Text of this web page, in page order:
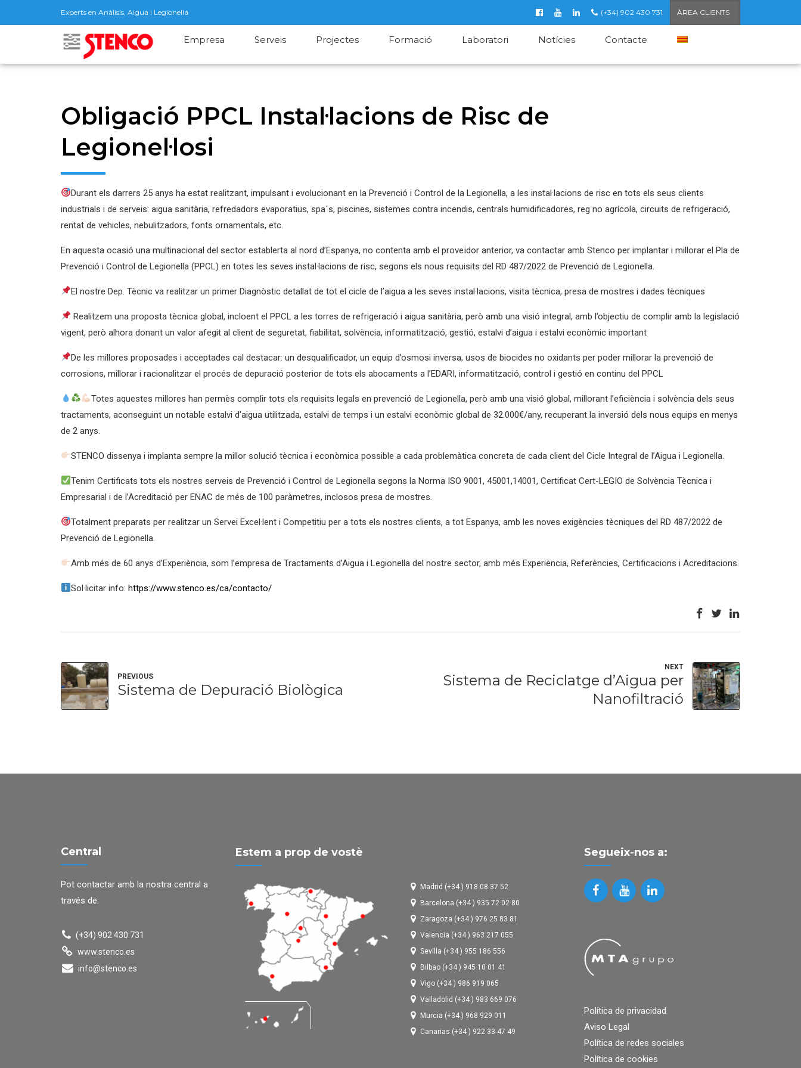
Experts en Anàlisis, Aigua i Legionella (+34) 902 430 731 ÀREA CLIENTS
Empresa Serveis Projectes Formació Laboratori Notícies Contacte
Obligació PPCL Instal·lacions de Risc de
Legionel·losi
Durant els darrers 25 anys ha estat realitzant, impulsant i evolucionant en la Prevenció i Control de la Legionella, a les instal·lacions de risc en tots els seus clients
industrials i de serveis: aigua sanitària, refredadors evaporatius, spa´s, piscines, sistemes contra incendis, centrals humidificadores, reg no agrícola, circuits de refrigeració,
rentat de vehicles, nebulitzadors, fonts ornamentals, etc.
En aquesta ocasió una multinacional del sector establerta al nord d’Espanya, no contenta amb el proveïdor anterior, va contactar amb Stenco per implantar i millorar el Pla de
Prevenció i Control de Legionella (PPCL) en totes les seves instal·lacions de risc, segons els nous requisits del RD 487/2022 de Prevenció de Legionella.
El nostre Dep. Tècnic va realitzar un primer Diagnòstic detallat de tot el cicle de l’aigua a les seves instal·lacions, visita tècnica, presa de mostres i dades tècniques
Realitzem una proposta tècnica global, incloent el PPCL a les torres de refrigeració i aigua sanitària, però amb una visió integral, amb l’objectiu de complir amb la legislació
vigent, però alhora donant un valor afegit al client de seguretat, fiabilitat, solvència, informatització, gestió, estalvi d’aigua i estalvi econòmic important
De les millores proposades i acceptades cal destacar: un desqualificador, un equip d’osmosi inversa, usos de biocides no oxidants per poder millorar la prevenció de
corrosions, millorar i racionalitzar el procés de depuració posterior de tots els abocaments a l’EDARI, informatització, control i gestió en continu del PPCL
Totes aquestes millores han permès complir tots els requisits legals en prevenció de Legionella, però amb una visió global, millorant l’eficiència i solvència dels seus
tractaments, aconseguint un notable estalvi d’aigua utilitzada, estalvi de temps i un estalvi econòmic global de 32.000€/any, recuperant la inversió dels nous equips en menys
de 2 anys.
STENCO dissenya i implanta sempre la millor solució tècnica i econòmica possible a cada problemàtica concreta de cada client del Cicle Integral de l’Aigua i Legionella.
Tenim Certificats tots els nostres serveis de Prevenció i Control de Legionella segons la Norma ISO 9001, 45001,14001, Certificat Cert-LEGIO de Solvència Tècnica i
Empresarial i de l’Acreditació per ENAC de més de 100 paràmetres, inclosos presa de mostres.
Totalment preparats per realitzar un Servei Excel·lent i Competitiu per a tots els nostres clients, a tot Espanya, amb les noves exigències tècniques del RD 487/2022 de
Prevenció de Legionella.
Amb més de 60 anys d’Experiència, som l’empresa de Tractaments d’Aigua i Legionella del nostre sector, amb més Experiència, Referències, Certificacions i Acreditacions.
Sol·licitar info:https://www.stenco.es/ca/contacto/
PREVIOUS
Sistema de Depuració Biològica
NEXT
Sistema de Reciclatge d’Aigua per
Nanofiltració
Central
Pot contactar amb la nostra central a
través de:
(+34) 902 430 731
www.stenco.es
info@stenco.es
Estem a prop de vostè
Madrid (+34 ) 918 08 37 52
Barcelona (+34 ) 935 72 02 80
Zaragoza (+34 ) 976 25 83 81
Valencia (+34 ) 963 217 055
Sevilla (+34 ) 955 186 556
Bilbao (+34 ) 945 10 01 41
Vigo (+34 ) 986 919 065
Valladolid (+34 ) 983 669 076
Murcia (+34 ) 968 929 011
Canarias (+34 ) 922 33 47 49
Segueix-nos a:
Política de privacidad
Aviso Legal
Política de redes sociales
Política de cookies